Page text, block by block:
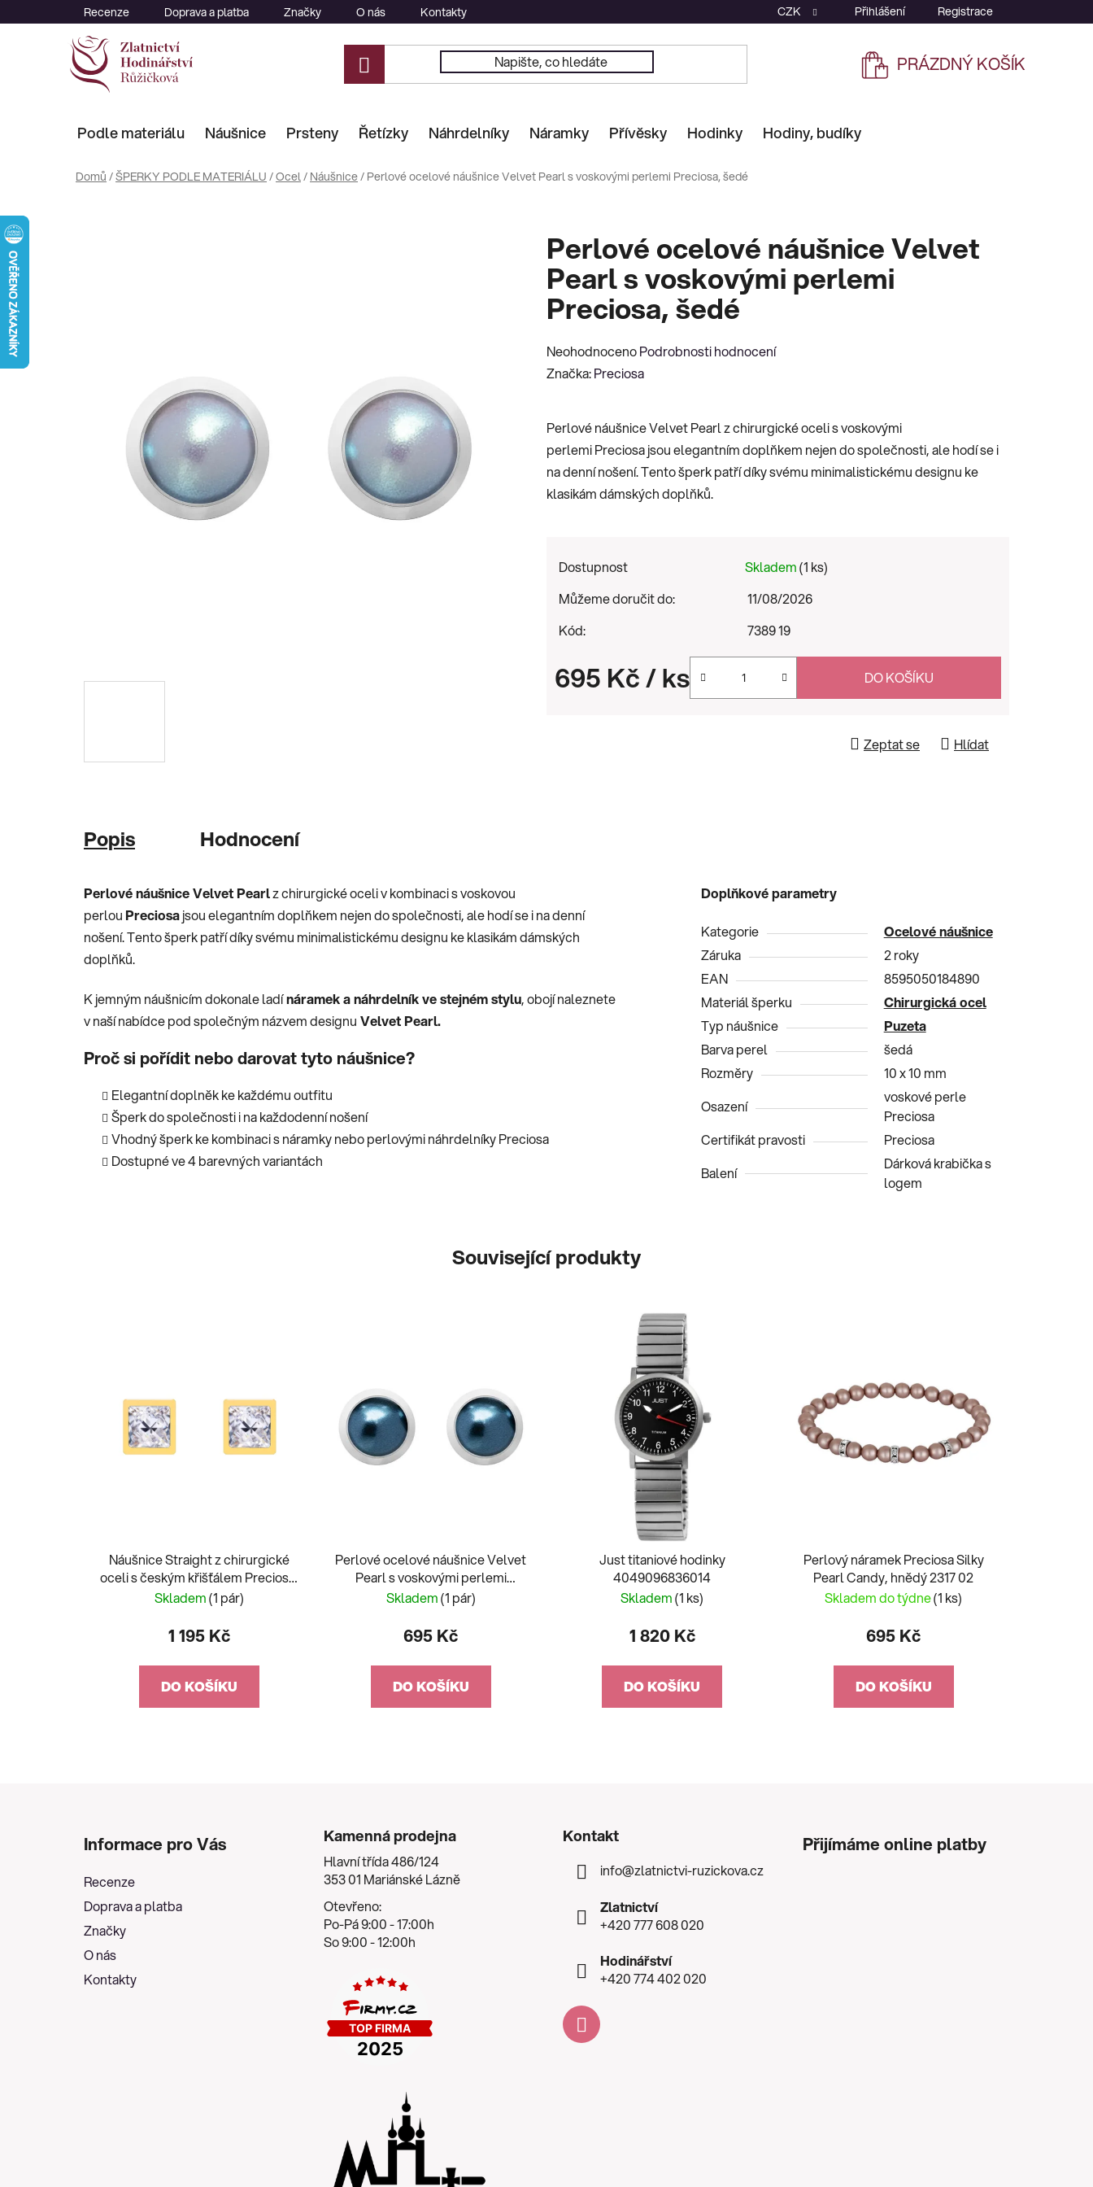
na
Recenze Doprava a platba Značky O nás Kontakty CZK Přihlášení Registrace
NÁKUPNÍ
PRÁZDNÝ KOŠÍK
Podle materiálu Náušnice Prsteny Řetízky Náhrdelníky Náramky Přívěsky Hodinky Hodiny, budíky
Domů /ŠPERKY PODLE MATERIÁLU /Ocel/ Náušnice/ Perlové ocelové náušnice Velvet Pearl s voskovými perlemi Preciosa, šedé
Perlové ocelové náušnice Velvet
Pearl s voskovými perlemi
Preciosa, šedé
Průměrné
hodnocení
0,0
z
5
hvězdiček.
NeohodnocenoPodrobnosti hodnocení
Značka:Preciosa
Perlové náušnice Velvet Pearl z chirurgické oceli s voskovými
perlemi Preciosa jsou elegantním doplňkem nejen do společnosti, ale hodí se i
na denní nošení. Tento šperk patří díky svému minimalistickému designu ke
klasikám dámských doplňků.
Dostupnost Skladem(1 ks)
Můžeme doručit do:
11/08/2026
Kód:
7389 19
695 Kč/ ks DO KOŠÍKU
Zeptat se Hlídat
Popis Hodnocení
Perlové náušnice Velvet Pearlz chirurgické oceli v kombinaci s voskovou
perlou Preciosajsou elegantním doplňkem nejen do společnosti, ale hodí se i na denní
nošení. Tento šperk patří díky svému minimalistickému designu ke klasikám dámských
doplňků.
K jemným náušnicím dokonale ladínáramek a náhrdelník ve stejném stylu, obojí naleznete
v naší nabídce pod společným názvem designu Velvet Pearl.
Proč si pořídit nebo darovat tyto náušnice?
Elegantní doplněk ke každému outfitu
Šperk do společnosti i na každodenní nošení
Vhodný šperk ke kombinaci s náramky nebo perlovými náhrdelníky Preciosa
Dostupné ve 4 barevných variantách
Doplňkové parametry
Kategorie
Ocelové náušnice
Záruka
2 roky
EAN
8595050184890
Materiál šperku
Chirurgická ocel
Typ náušnice
Puzeta
Barva perel
šedá
Rozměry
10 x 10 mm
Osazení
voskové perle
Preciosa
Certifikát pravosti
Preciosa
Balení
Dárková krabička s
logem
Související produkty
Náušnice Straight z chirurgické
oceli s českým křišťálem Preciosa,
malé, krystal
Skladem(1 pár)
1 195 Kč
DO KOŠÍKU
Perlové ocelové náušnice Velvet
Pearl s voskovými perlemi
Preciosa, blue metal
Skladem(1 pár)
695 Kč
DO KOŠÍKU
Just titaniové hodinky
4049096836014
Skladem(1 ks)
1 820 Kč
DO KOŠÍKU
Perlový náramek Preciosa Silky
Pearl Candy, hnědý 2317 02
Skladem do týdne(1 ks)
695 Kč
DO KOŠÍKU
Informace pro Vás
Recenze
Doprava a platba
Značky
O nás
Kontakty
Kamenná prodejna
Hlavní třída 486/124
353 01 Mariánské Lázně
Otevřeno:
Po-Pá 9:00 - 17:00h
So 9:00 - 12:00h
Kontakt
info@zlatnictvi-ruzickova.cz
Zlatnictví
+420 777 608 020
Hodinářství
+420 774 402 020
Přijímáme online platby